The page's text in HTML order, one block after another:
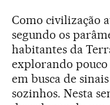
Como civilização
segundo os
habitantes da
explorando pouco
em busca de
sozinhos. Nesta